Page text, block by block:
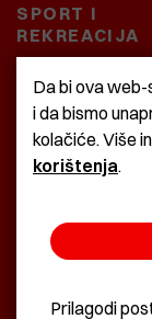
SPORT I
REKREACIJA
CRNA
BAŠTARDINI
KRASNA
Da bi ova
i da bismo
kolačiće. Više
korištenja.
Prilagodi